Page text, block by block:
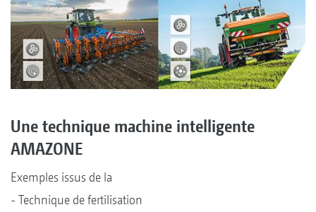
Une technique machine intelligente
AMAZONE
Exemples issus de la
- Technique de fertilisation